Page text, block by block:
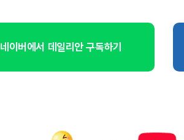
네이버에서 데일리안 구독하기